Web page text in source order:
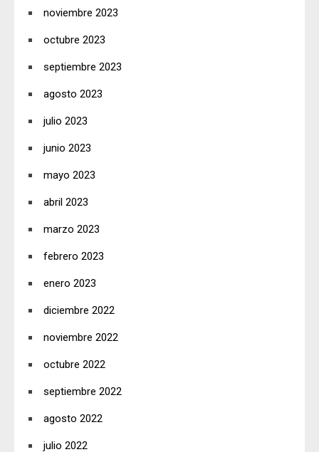
noviembre 2023
octubre 2023
septiembre 2023
agosto 2023
julio 2023
junio 2023
mayo 2023
abril 2023
marzo 2023
febrero 2023
enero 2023
diciembre 2022
noviembre 2022
octubre 2022
septiembre 2022
agosto 2022
julio 2022